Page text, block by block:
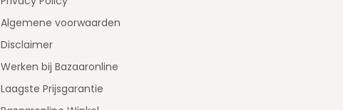
Algemene voorwaarden
Disclaimer
Werken bij Bazaaronline
Laagste Prijsgarantie